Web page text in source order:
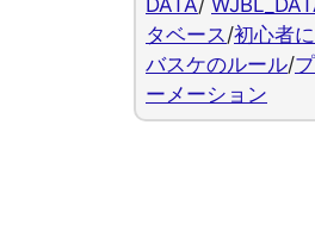
タベース /初心者
バスケのルール/
ーメーション